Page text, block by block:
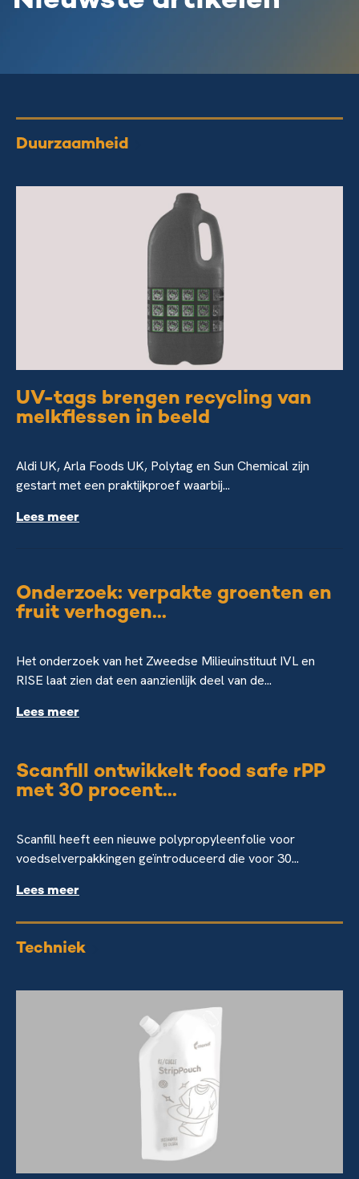
Duurzaamheid
UV-tags brengen recycling van
melkflessen in beeld
Aldi UK, Arla Foods UK, Polytag en Sun Chemical zijn
gestart met een praktijkproef waarbij...
Lees meer
Onderzoek: verpakte groenten en
fruit verhogen...
Het onderzoek van het Zweedse Milieuinstituut IVL en
RISE laat zien dat een aanzienlijk deel van de...
Lees meer
Scanfill ontwikkelt food safe rPP
met 30 procent...
Scanfill heeft een nieuwe polypropyleenfolie voor
voedselverpakkingen geïntroduceerd die voor 30...
Lees meer
Techniek